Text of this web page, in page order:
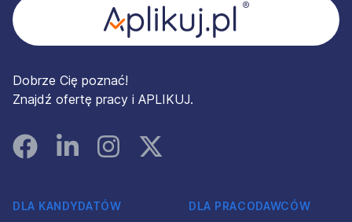
Dobrze Cię poznać!
Znajdź ofertę pracy i APLIKUJ.
FacebookLinked InInstagramInstagram
DLA KANDYDATÓW DLA PRACODAWCÓW